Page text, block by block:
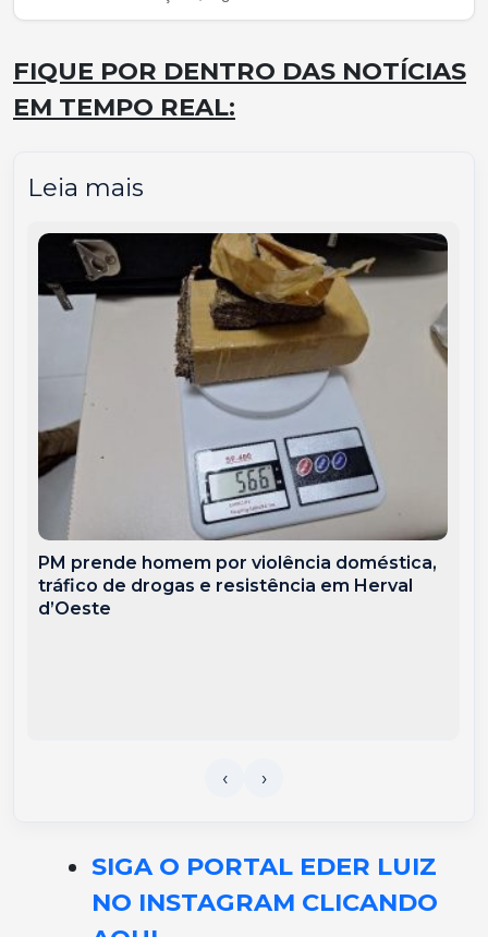
FIQUE POR DENTRO DAS NOTÍCIAS
EM TEMPO REAL:
Leia mais
PM prende homem por violência doméstica,
tráfico de drogas e resistência em Herval
d’Oeste
SIGA O PORTAL EDER LUIZ
NO INSTAGRAM CLICANDO